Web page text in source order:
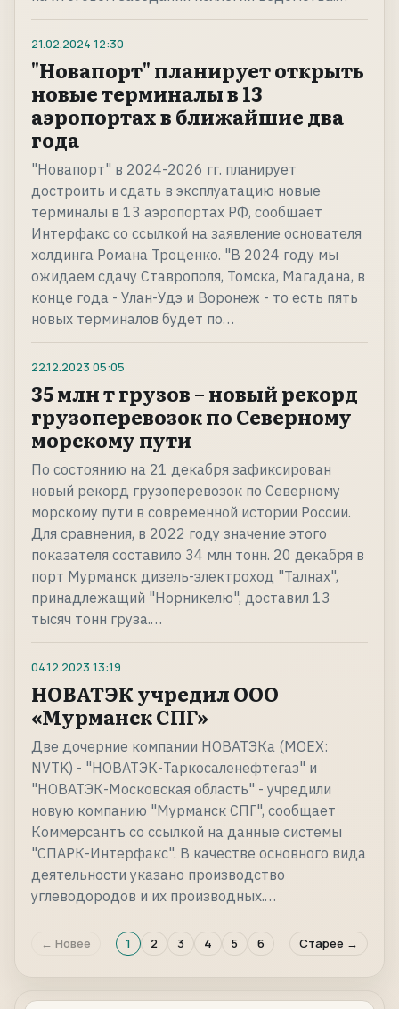
21.02.2024 12:30
"Новапорт" планирует открыть
новые терминалы в 13
аэропортах в ближайшие два
года
"Новапорт" в 2024-2026 гг. планирует
достроить и сдать в эксплуатацию новые
терминалы в 13 аэропортах РФ, сообщает
Интерфакс со ссылкой на заявление основателя
холдинга Романа Троценко. "В 2024 году мы
ожидаем сдачу Ставрополя, Томска, Магадана, в
конце года - Улан-Удэ и Воронеж - то есть пять
новых терминалов будет по…
22.12.2023 05:05
35 млн т грузов – новый рекорд
грузоперевозок по Северному
морскому пути
По состоянию на 21 декабря зафиксирован
новый рекорд грузоперевозок по Северному
морскому пути в современной истории России.
Для сравнения, в 2022 году значение этого
показателя составило 34 млн тонн. 20 декабря в
порт Мурманск дизель-электроход "Талнах",
принадлежащий "Норникелю", доставил 13
тысяч тонн груза.…
04.12.2023 13:19
НОВАТЭК учредил ООО
«Мурманск СПГ»
Две дочерние компании НОВАТЭКа (MOEX:
NVTK) - "НОВАТЭК-Таркосаленефтегаз" и
"НОВАТЭК-Московская область" - учредили
новую компанию "Мурманск СПГ", сообщает
Коммерсантъ со ссылкой на данные системы
"СПАРК-Интерфакс". В качестве основного вида
деятельности указано производство
углеводородов и их производных.…
← Новее 1 2 3 4 5 6 Старее →